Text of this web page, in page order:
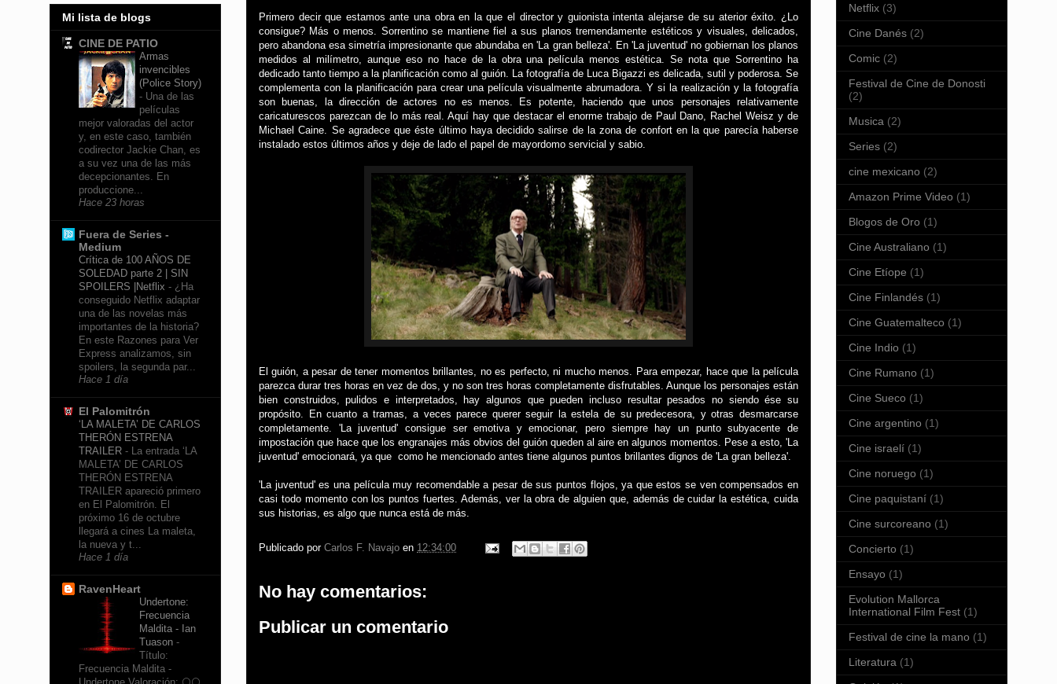
Primero decir que estamos ante una obra en la que el director y guionista intenta alejarse de su aterior éxito. ¿Lo
consigue? Más o menos. Sorrentino se mantiene fiel a sus planos tremendamente estéticos y visuales, delicados,
pero abandona esa simetría impresionante que abundaba en 'La gran belleza'. En 'La juventud' no gobiernan los planos
medidos al milímetro, aunque eso no hace de la obra una película menos estética. Se nota que Sorrentino ha
dedicado tanto tiempo a la planificación como al guión. La fotografía de Luca Bigazzi es delicada, sutil y poderosa. Se
complementa con la planificación para crear una película visualmente abrumadora. Y si la realización y la fotografía
son buenas, la dirección de actores no es menos. Es potente, haciendo que unos personajes relativamente
caricaturescos parezcan de lo más real. Aquí hay que destacar el enorme trabajo de Paul Dano, Rachel Weisz y de
Michael Caine. Se agradece que éste último haya decidido salirse de la zona de confort en la que parecía haberse
instalado estos últimos años y deje de lado el papel de mayordomo servicial y sabio.
El guión, a pesar de tener momentos brillantes, no es perfecto, ni mucho menos. Para empezar, hace que la película
parezca durar tres horas en vez de dos, y no son tres horas completamente disfrutables. Aunque los personajes están
bien construidos, pulidos e interpretados, hay algunos que pueden incluso resultar pesados no siendo ése su
propósito. En cuanto a tramas, a veces parece querer seguir la estela de su predecesora, y otras desmarcarse
completamente. 'La juventud' consigue ser emotiva y emocionar, pero siempre hay un punto subyacente de
impostación que hace que los engranajes más obvios del guión queden al aire en algunos momentos. Pese a esto, 'La
juventud' emocionará, ya que como he mencionado antes tiene algunos puntos brillantes dignos de 'La gran belleza'.
'La juventud' es una película muy recomendable a pesar de sus puntos flojos, ya que estos se ven compensados en
casi todo momento con los puntos fuertes. Además, ver la obra de alguien que, además de cuidar la estética, cuida
sus historias, es algo que nunca está de más.
Publicado por Carlos F. Navajo en 12:34:00
No hay comentarios:
Publicar un comentario
Mi lista de blogs
CINE DE PATIO
Armas
invencibles
(Police Story)
- Una de las
películas
mejor valoradas del actor
y, en este caso, también
codirector Jackie Chan, es
a su vez una de las más
decepcionantes. En
produccione...
Hace 23 horas
Fuera de Series -
Medium
Crítica de 100 AÑOS DE
SOLEDAD parte 2 | SIN
SPOILERS |Netflix - ¿Ha
conseguido Netflix adaptar
una de las novelas más
importantes de la historia?
En este Razones para Ver
Express analizamos, sin
spoilers, la segunda par...
Hace 1 día
El Palomitrón
‘LA MALETA’ DE CARLOS
THERÓN ESTRENA
TRAILER - La entrada ‘LA
MALETA’ DE CARLOS
THERÓN ESTRENA
TRAILER apareció primero
en El Palomitrón. El
próximo 16 de octubre
llegará a cines La maleta,
la nueva y t...
Hace 1 día
RavenHeart
Undertone:
Frecuencia
Maldita - Ian
Tuason -
Título:
Frecuencia Maldita -
Netflix (3)
Cine Danés (2)
Comic (2)
Festival de Cine de Donosti
(2)
Musica (2)
Series (2)
cine mexicano (2)
Amazon Prime Video (1)
Blogos de Oro (1)
Cine Australiano (1)
Cine Etíope (1)
Cine Finlandés (1)
Cine Guatemalteco (1)
Cine Indio (1)
Cine Rumano (1)
Cine Sueco (1)
Cine argentino (1)
Cine israelí (1)
Cine noruego (1)
Cine paquistaní (1)
Cine surcoreano (1)
Concierto (1)
Ensayo (1)
Evolution Mallorca
International Film Fest (1)
Festival de cine la mano (1)
Literatura (1)